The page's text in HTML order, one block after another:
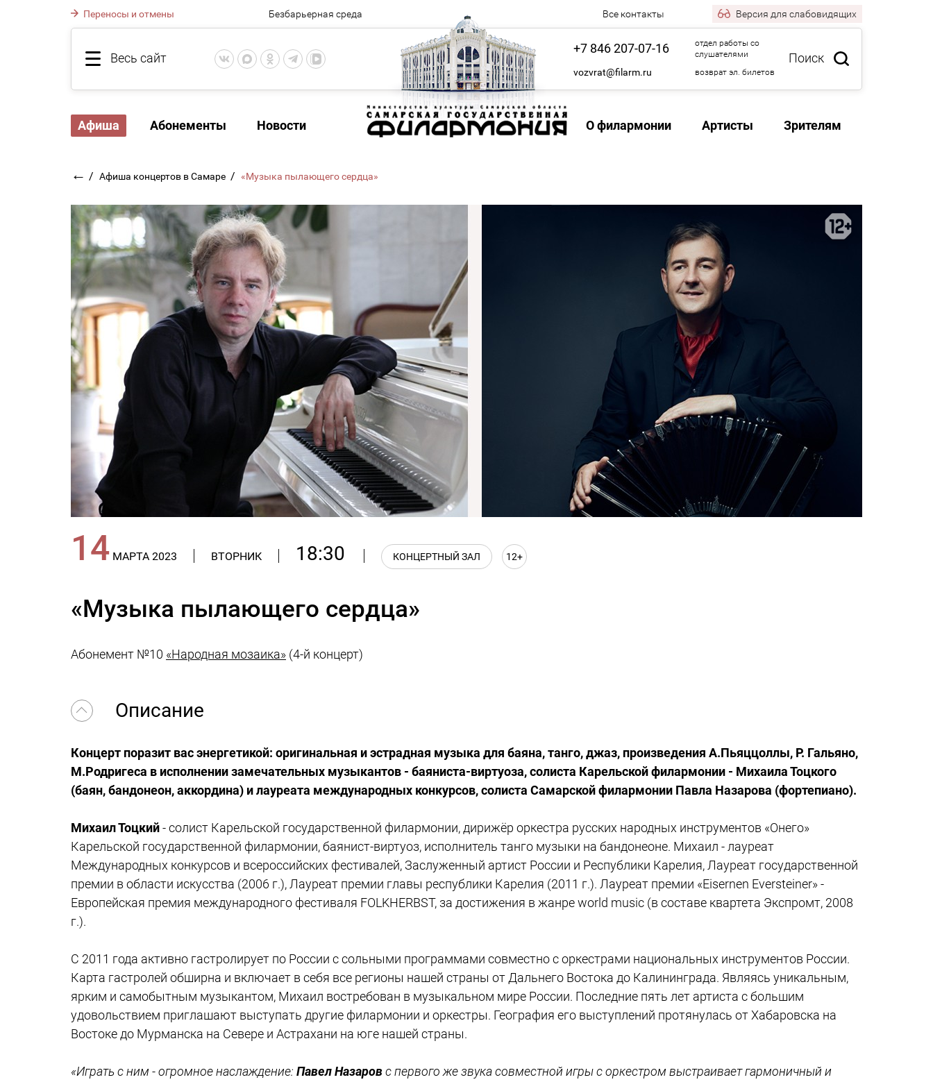
Переносы и отмены Безбарьерная среда Все контакты Версия для слабовидящих
Весь сайт Поиск
+7 846 207-07-16
отдел работы со
слушателями
vozvrat@filarm.ru возврат эл. билетов
Афиша Абонементы Новости О филармонии Артисты Зрителям
← / Афиша концертов в Самаре / «Музыка пылающего сердца»
14 МАРТА 2023 ВТОРНИК 18:30 КОНЦЕРТНЫЙ ЗАЛ 12+
«Музыка пылающего сердца»
Абонемент №10 «Народная мозаика» (4-й концерт)
Описание
Концерт поразит вас энергетикой: оригинальная и эстрадная музыка для баяна, танго, джаз, произведения A.Пьяццоллы, Р. Гальяно,
М.Родригеса в исполнении замечательных музыкантов - баяниста-виртуоза, солиста Карельской филармонии - Михаила Тоцкого
(баян, бандонеон, аккордина) и лауреата международных конкурсов, солиста Самарской филармонии Павла Назарова (фортепиано).
Михаил Тоцкий- солист Карельской государственной филармонии, дирижёр оркестра русских народных инструментов «Онего»
Карельской государственной филармонии, баянист-виртуоз, исполнитель танго музыки на бандонеоне. Михаил - лауреат
Международных конкурсов и всероссийских фестивалей, Заслуженный артист России и Республики Карелия, Лауреат государственной
премии в области искусства (2006 г.), Лауреат премии главы республики Карелия (2011 г.). Лауреат премии «Eisernen Eversteiner» -
Европейская премия международного фестиваля FOLKHERBST, за достижения в жанре world music (в составе квартета Экспромт, 2008
г.).
С 2011 года активно гастролирует по России с сольными программами совместно с оркестрами национальных инструментов России.
Карта гастролей обширна и включает в себя все регионы нашей страны от Дальнего Востока до Калининграда. Являясь уникальным,
ярким и самобытным музыкантом, Михаил востребован в музыкальном мире России. Последние пять лет артиста с большим
удовольствием приглашают выступать другие филармонии и оркестры. География его выступлений протянулась от Хабаровска на
Востоке до Мурманска на Севере и Астрахани на юге нашей страны.
«Играть с ним - огромное наслаждение: Павел Назаровс первого же звука совместной игры с оркестром выстраивает гармоничный и